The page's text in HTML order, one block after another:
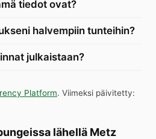
tiedot ovat?
halvempiin tunteihin?
julkaistaan?
Platform. Viimeksi päivitetty:
lähellä Metz